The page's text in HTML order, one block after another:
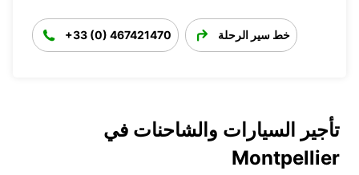
+33 (0) 467421470 خط سير الرحلة
تأجير السيارات والشاحنات في
Montpellier